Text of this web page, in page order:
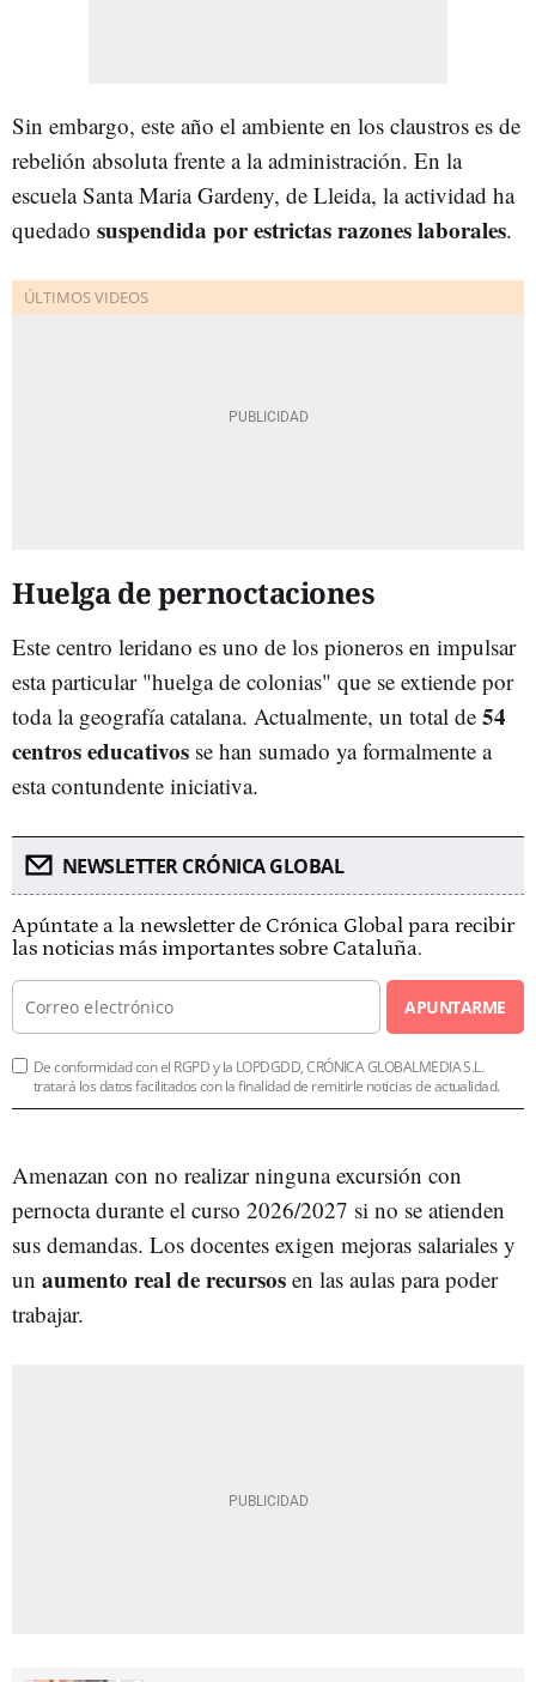
Sin embargo, este año el ambiente en los claustros es de
rebelión absoluta frente a la administración. En la
escuela Santa Maria Gardeny, de Lleida, la actividad ha
quedado suspendida por estrictas razones laborales.
Huelga de pernoctaciones
Este centro leridano es uno de los pioneros en impulsar
esta particular "huelga de colonias" que se extiende por
toda la geografía catalana. Actualmente, un total de 54
centros educativos se han sumado ya formalmente a
esta contundente iniciativa.
NEWSLETTER CRÓNICA GLOBAL
Apúntate a la newsletter de Crónica Global para recibir
las noticias más importantes sobre Cataluña.
APUNTARME
De conformidad con el RGPD y la LOPDGDD, CRÓNICA GLOBALMEDIA S.L.
tratará los datos facilitados con la finalidad de remitirle noticias de actualidad.
Amenazan con no realizar ninguna excursión con
pernocta durante el curso 2026/2027 si no se atienden
sus demandas. Los docentes exigen mejoras salariales y
un aumento real de recursos en las aulas para poder
trabajar.